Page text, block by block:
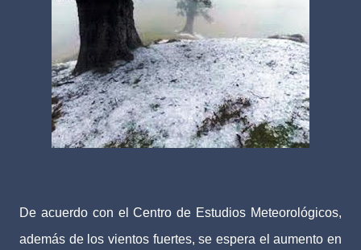
De acuerdo con el Centro de Estudios Meteorológicos,
además de los vientos fuertes, se espera el aumento en